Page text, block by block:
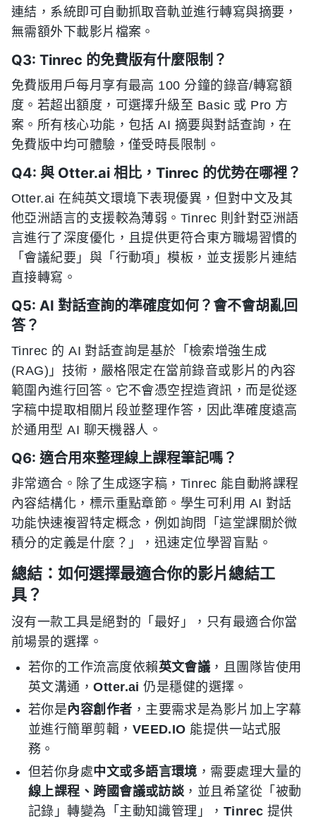
連結，系統即可自動抓取音軌並進行轉寫與摘要，
無需額外下載影片檔案。
Q3: Tinrec 的免費版有什麼限制？
免費版用戶每月享有最高 100 分鐘的錄音/轉寫額
度。若超出額度，可選擇升級至 Basic 或 Pro 方
案。所有核心功能，包括 AI 摘要與對話查詢，在
免費版中均可體驗，僅受時長限制。
Q4: 與 Otter.ai 相比，Tinrec 的优势在哪裡？
Otter.ai 在純英文環境下表現優異，但對中文及其
他亞洲語言的支援較為薄弱。Tinrec 則針對亞洲語
言進行了深度優化，且提供更符合東方職場習慣的
「會議紀要」與「行動項」模板，並支援影片連結
直接轉寫。
Q5: AI 對話查詢的準確度如何？會不會胡亂回
答？
Tinrec 的 AI 對話查詢是基於「檢索增強生成
(RAG)」技術，嚴格限定在當前錄音或影片的內容
範圍內進行回答。它不會憑空捏造資訊，而是從逐
字稿中提取相關片段並整理作答，因此準確度遠高
於通用型 AI 聊天機器人。
Q6: 適合用來整理線上課程筆記嗎？
非常適合。除了生成逐字稿，Tinrec 能自動將課程
內容結構化，標示重點章節。學生可利用 AI 對話
功能快速複習特定概念，例如詢問「這堂課關於微
積分的定義是什麼？」，迅速定位學習盲點。
總結：如何選擇最適合你的影片總結工
具？
沒有一款工具是絕對的「最好」，只有最適合你當
前場景的選擇。
若你的工作流高度依賴英文會議 ，且團隊皆使用
英文溝通，Otter.ai 仍是穩健的選擇。
若你是內容創作者 ，主要需求是為影片加上字幕
並進行簡單剪輯， VEED.IO 能提供一站式服
務。
但若你身處中文或多語言環境 ，需要處理大量的
線上課程、跨國會議或訪談，並且希望從「被動
記錄」轉變為「主動知識管理」， Tinrec 提供